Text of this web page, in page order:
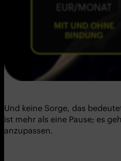
Und keine Sorge, das
ist mehr als eine Pause; es
anzupassen.